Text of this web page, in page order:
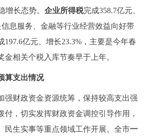
增长态势。企业所得税完成358.7亿元、
信息服务、金融等行业经营效益向好带
197.6亿元、增长23.3%，主要是今年春
金相关个税入库节奏早于上年。
算支出情况
强财政资金资源统筹，保持较高支出强
付，切实发挥财政资金调控引导作用，
民生实事等重点领域工作开展。全市一